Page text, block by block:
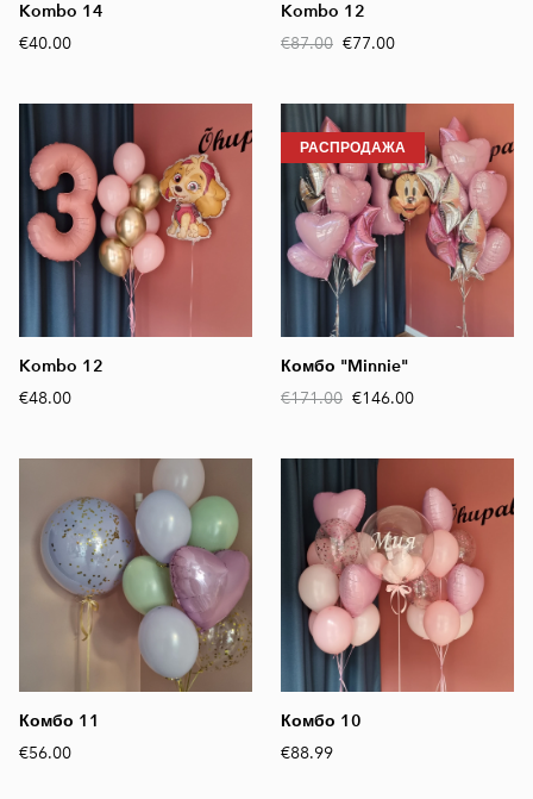
Kombo 14
€40.00
Kombo 12
€87.00 €77.00
Kombo 12
€48.00
РАСПРОДАЖА
Комбо "Minnie"
€171.00 €146.00
Комбо 11
€56.00
Комбо 10
€88.99